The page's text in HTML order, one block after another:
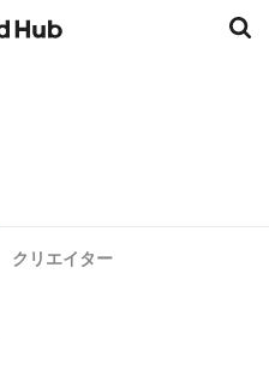
クリエイター